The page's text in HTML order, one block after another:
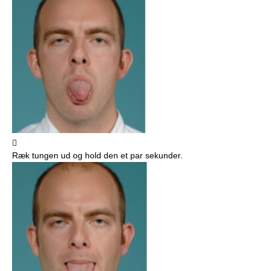

Ræk tungen ud og hold den et par sekunder.